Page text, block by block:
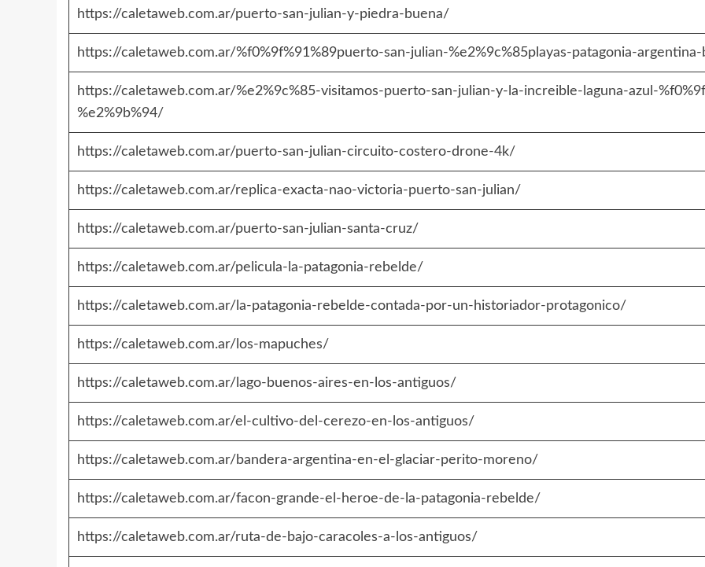
https://caletaweb.com.ar/puerto-san-julian-y-piedra-buena/
https://caletaweb.com.ar/%f0%9f%91%89puerto-san-julian-%e2%9c%85playas-patagonia-
https://caletaweb.com.ar/%e2%9c%85-visitamos-puerto-san-julian-y-la-increible-laguna-azul-
%e2%9b%94/
https://caletaweb.com.ar/puerto-san-julian-circuito-costero-drone-4k/
https://caletaweb.com.ar/replica-exacta-nao-victoria-puerto-san-julian/
https://caletaweb.com.ar/puerto-san-julian-santa-cruz/
https://caletaweb.com.ar/pelicula-la-patagonia-rebelde/
https://caletaweb.com.ar/la-patagonia-rebelde-contada-por-un-historiador-protagonico/
https://caletaweb.com.ar/los-mapuches/
https://caletaweb.com.ar/lago-buenos-aires-en-los-antiguos/
https://caletaweb.com.ar/el-cultivo-del-cerezo-en-los-antiguos/
https://caletaweb.com.ar/bandera-argentina-en-el-glaciar-perito-moreno/
https://caletaweb.com.ar/facon-grande-el-heroe-de-la-patagonia-rebelde/
https://caletaweb.com.ar/ruta-de-bajo-caracoles-a-los-antiguos/